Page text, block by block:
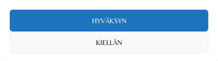
HYVÄKSYN
KIELLÄN